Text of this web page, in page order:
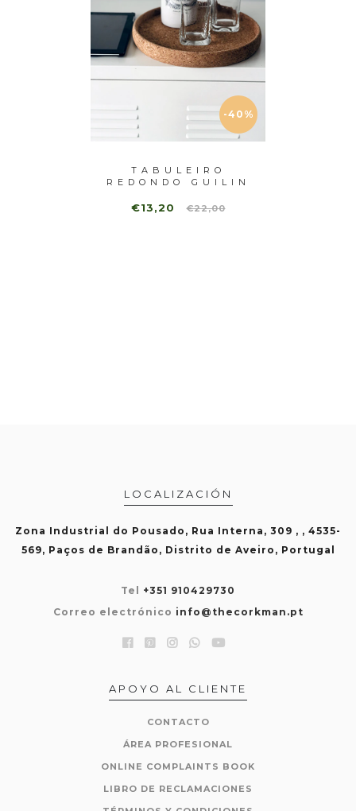
-40%
TABULEIRO
REDONDO GUILIN
€13,20 €22,00
LOCALIZACIÓN
Zona Industrial do Pousado, Rua Interna, 309 , , 4535-
569, Paços de Brandão, Distrito de Aveiro, Portugal
Tel +351 910429730
Correo electrónico info@thecorkman.pt
APOYO AL CLIENTE
CONTACTO
ÁREA PROFESIONAL
ONLINE COMPLAINTS BOOK
LIBRO DE RECLAMACIONES